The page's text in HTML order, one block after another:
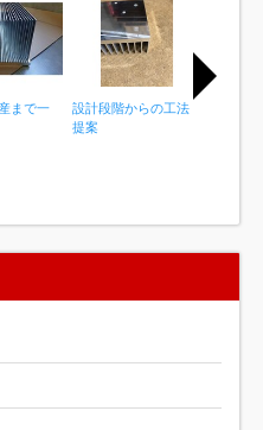
まで一
設計段階からの工法
提案